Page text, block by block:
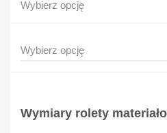
Wybierz opcję
Wymiary rolety